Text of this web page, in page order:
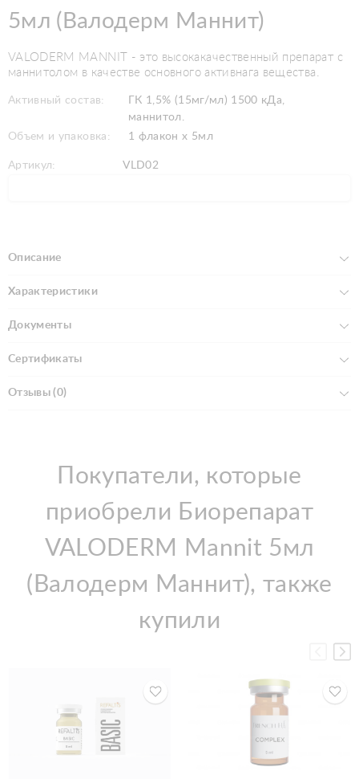
5мл (Валодерм Маннит)
VALODERM MANNIT - это высокакачественный препарат с
маннитолом в качестве основного активнага вещества.
Активный состав:
ГК 1,5% (15мг/мл) 1500 кДа,
маннитол.
Объем и упаковка:
1 флакон х 5мл
Артикул: VLD02
Описание
Характеристики
Документы
Сертификаты
Отзывы (0)
Покупатели, которые
приобрели Биорепарат
VALODERM Mannit 5мл
(Валодерм Маннит), также
купили